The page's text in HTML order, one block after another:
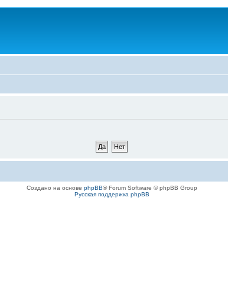
Создано на основе phpBB® Forum Software © phpBB Group
Русская поддержка phpBB